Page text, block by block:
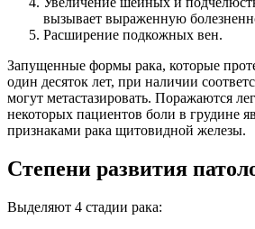
вызывает выраженную
Расширение подкожных вен.
Запущенные формы рака, которые
один десяток лет, при наличии
могут метастазировать. Поражаются
некоторых пациентов боли в грудине
признаками рака щитовидной железы.
Степени развития
Выделяют 4 стадии рака: